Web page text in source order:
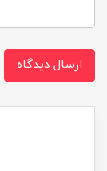
ارسال دیدگاه